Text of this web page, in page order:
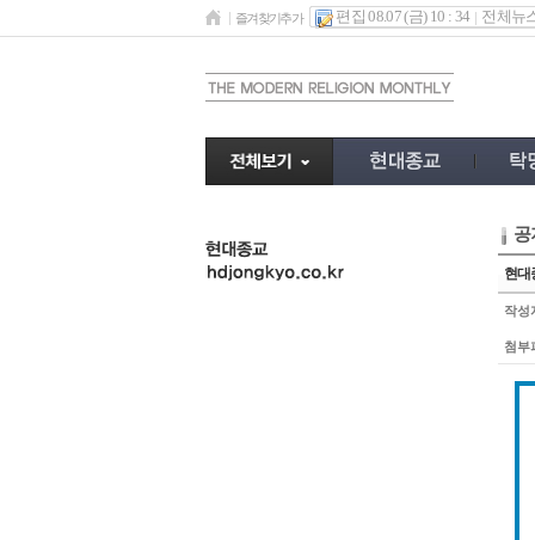
즐겨찾기추가 편집 08.07 (금) 10 : 34 전체뉴
공
현대
작성
첨부